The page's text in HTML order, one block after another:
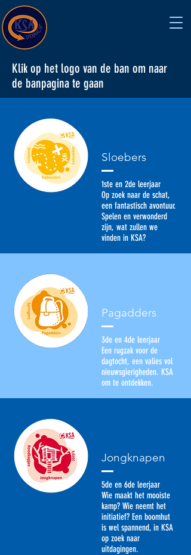
Klik op het logo van de ban om naar
de banpagina te gaan
Sloebers
1ste en 2de leerjaar
Op zoek naar de schat,
een fantastisch avontuur.
Spelen en verwonderd
zijn, wat zullen we
vinden in KSA?
Pagadders
3de en 4de leerjaar
Een rugzak voor de
dagtocht, een valies vol
nieuwsgierigheden. KSA
om te ontdekken.
Jongknapen
5de en 6de leerjaar
Wie maakt het mooiste
kamp? Wie neemt het
initiatief? Een boomhut
is wel spannend, in KSA
op zoek naar
uitdagingen.